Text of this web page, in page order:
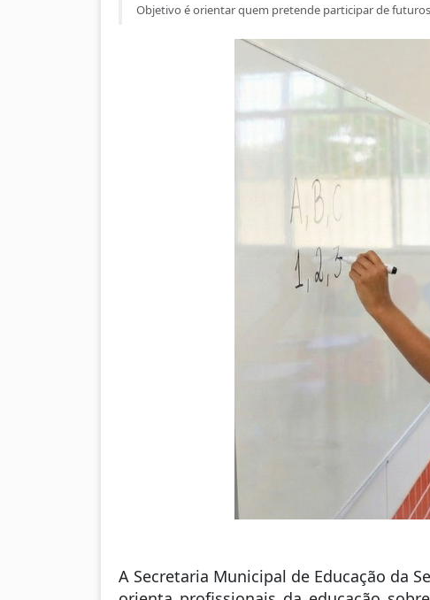
Objetivo é orientar quem pretende participar de
A Secretaria Municipal de Educação da